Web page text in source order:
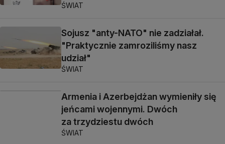
ŚWIAT
Sojusz "anty-NATO" nie zadziałał.
"Praktycznie zamroziliśmy nasz
udział"
ŚWIAT
Armenia i Azerbejdżan wymieniły się
jeńcami wojennymi. Dwóch
za trzydziestu dwóch
ŚWIAT